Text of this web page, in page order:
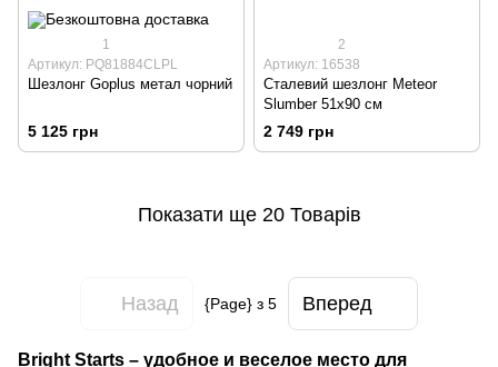
1
Артикул: PQ81884CLPL
Шезлонг Goplus метал чорний
5 125 грн
2
Артикул: 16538
Сталевий шезлонг Meteor
Slumber 51x90 см
2 749 грн
Показати ще 20 Товарів
Назад {Page} з 5 Вперед
Bright Starts – удобное и веселое место для